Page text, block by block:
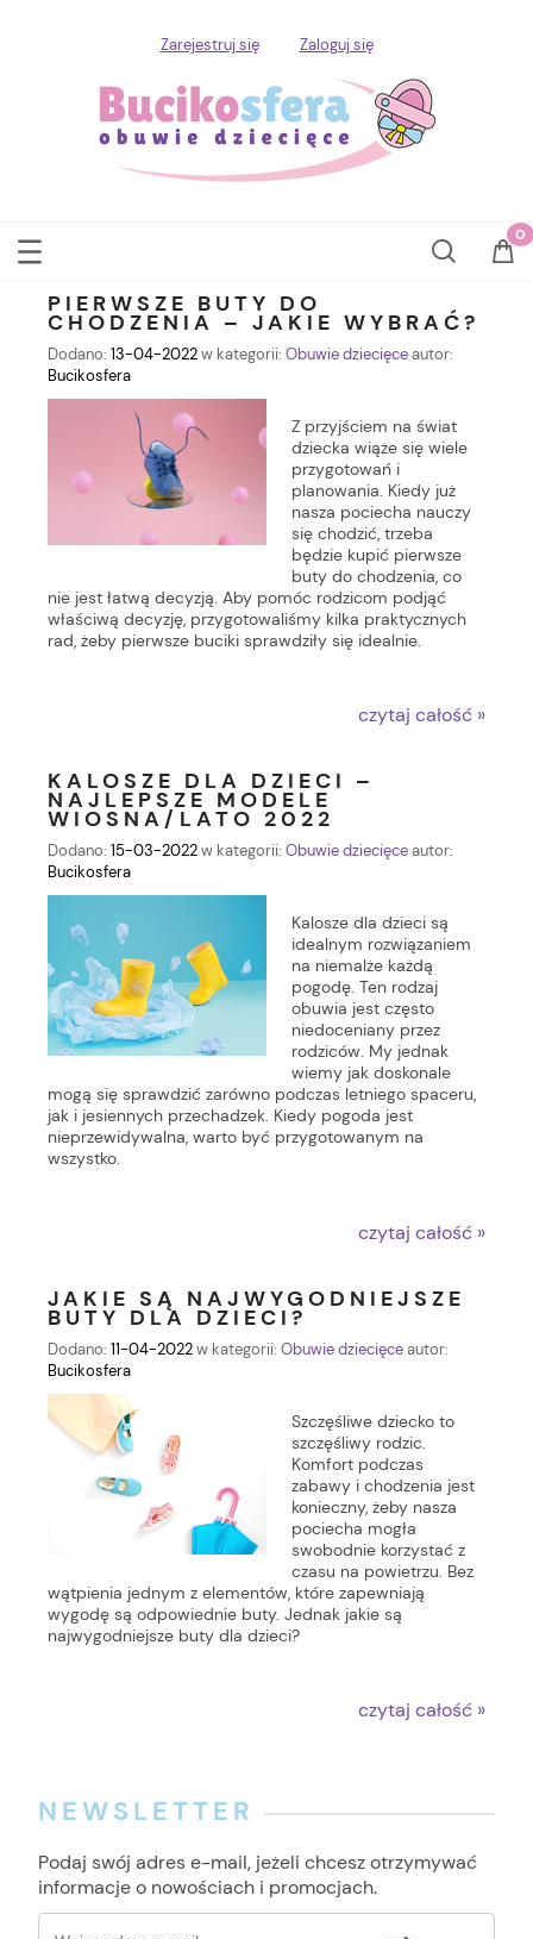
Zarejestruj się Zaloguj się
PIERWSZE BUTY DO
CHODZENIA – JAKIE WYBRAĆ?
Dodano: 13-04-2022w kategorii: Obuwie dziecięceautor:
Bucikosfera
Z przyjściem na świat
dziecka wiąże się wiele
przygotowań i
planowania. Kiedy już
nasza pociecha nauczy
się chodzić, trzeba
będzie kupić pierwsze
buty do chodzenia, co
nie jest łatwą decyzją. Aby pomóc rodzicom podjąć
właściwą decyzję, przygotowaliśmy kilka praktycznych
rad, żeby pierwsze buciki sprawdziły się idealnie.
czytaj całość »
KALOSZE DLA DZIECI –
NAJLEPSZE MODELE
WIOSNA/LATO 2022
Dodano: 15-03-2022w kategorii: Obuwie dziecięceautor:
Bucikosfera
Kalosze dla dzieci są
idealnym rozwiązaniem
na niemalże każdą
pogodę. Ten rodzaj
obuwia jest często
niedoceniany przez
rodziców. My jednak
wiemy jak doskonale
mogą się sprawdzić zarówno podczas letniego spaceru,
jak i jesiennych przechadzek. Kiedy pogoda jest
nieprzewidywalna, warto być przygotowanym na
wszystko.
czytaj całość »
JAKIE SĄ NAJWYGODNIEJSZE
BUTY DLA DZIECI?
Dodano: 11-04-2022w kategorii: Obuwie dziecięceautor:
Bucikosfera
Szczęśliwe dziecko to
szczęśliwy rodzic.
Komfort podczas
zabawy i chodzenia jest
konieczny, żeby nasza
pociecha mogła
swobodnie korzystać z
czasu na powietrzu. Bez
wątpienia jednym z elementów, które zapewniają
wygodę są odpowiednie buty. Jednak jakie są
najwygodniejsze buty dla dzieci?
czytaj całość »
NEWSLETTER
Podaj swój adres e-mail, jeżeli chcesz otrzymywać
informacje o nowościach i promocjach.